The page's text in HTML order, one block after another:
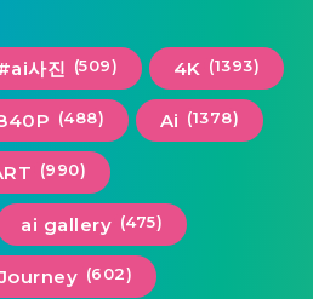
사진 (509) 4K (1393)
(488) Ai (1378)
(990)
ai gallery (475)
(602)